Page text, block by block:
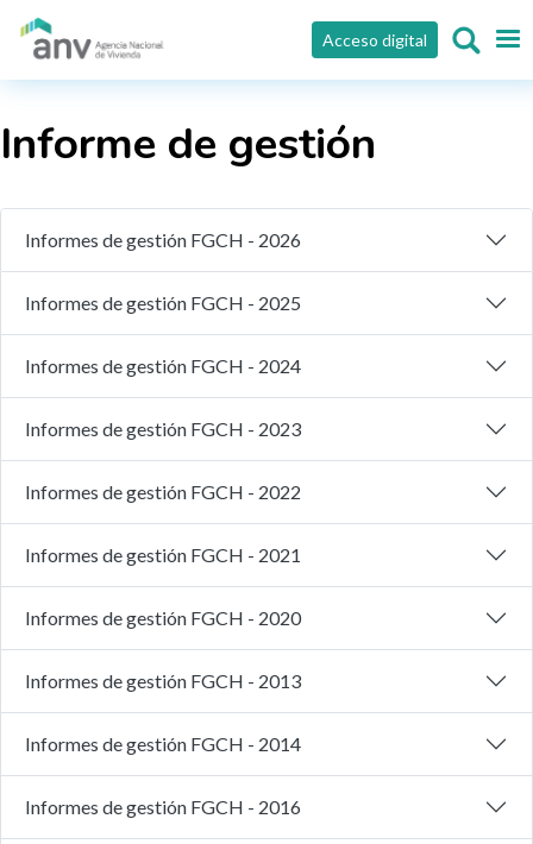
Pasar al contenido principal
Acceso digital
Informe de gestión
Informes de gestión FGCH - 2026
Informes de gestión FGCH - 2025
Informes de gestión FGCH - 2024
Informes de gestión FGCH - 2023
Informes de gestión FGCH - 2022
Informes de gestión FGCH - 2021
Informes de gestión FGCH - 2020
Informes de gestión FGCH - 2013
Informes de gestión FGCH - 2014
Informes de gestión FGCH - 2016